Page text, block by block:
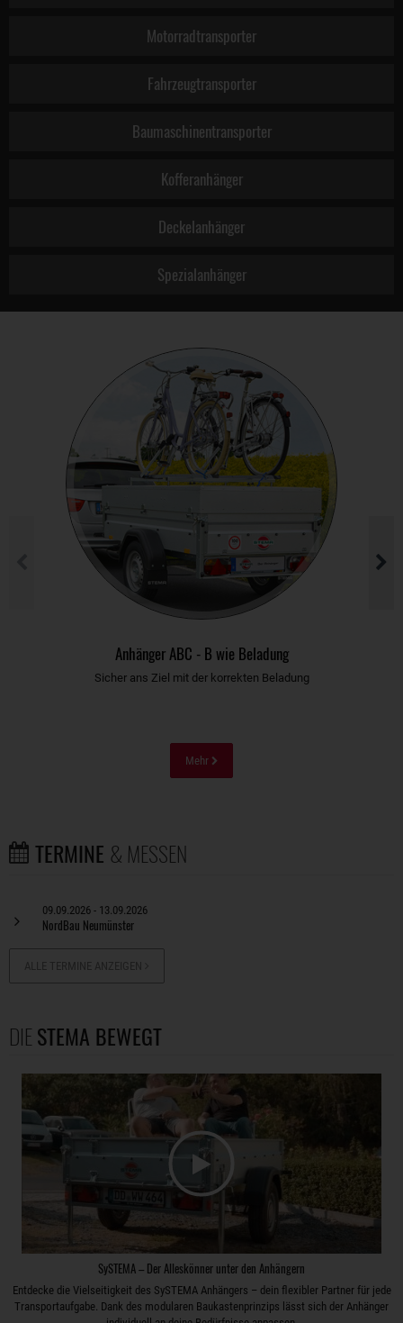
Motorradtransporter
Fahrzeugtransporter
Baumaschinentransporter
Kofferanhänger
Deckelanhänger
Spezialanhänger
Anhänger ABC - B wie Beladung
Sicher ans Ziel mit der korrekten Beladung
Mehr
TERMINE & MESSEN
09.09.2026 - 13.09.2026
NordBau Neumünster
DIESTEMA BEWEGT
SySTEMA – Der Alleskönner unter den Anhängern
Entdecke die Vielseitigkeit des SySTEMA Anhängers – dein flexibler Partner für jede
Transportaufgabe. Dank des modularen Baukastenprinzips lässt sich der Anhänger